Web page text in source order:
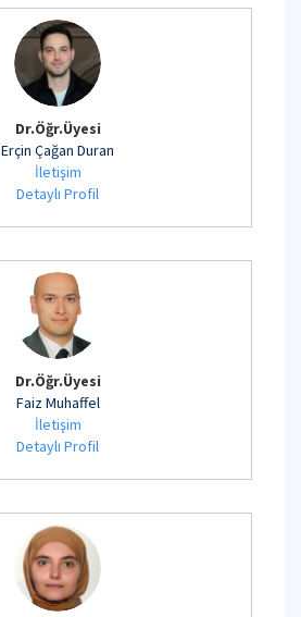
Dr.Öğr.Üyesi
Erçin Çağan Duran
İletişim
Detaylı Profil
Dr.Öğr.Üyesi
Faiz Muhaffel
İletişim
Detaylı Profil